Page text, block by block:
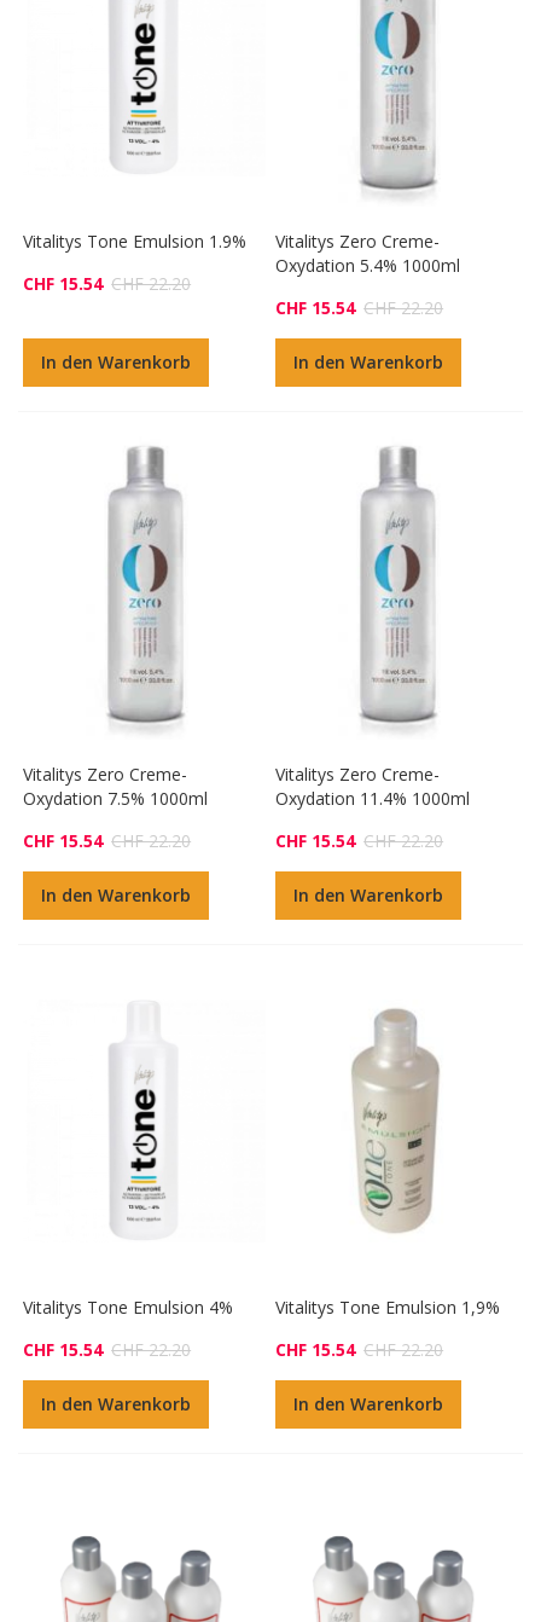
Vitalitys Tone Emulsion 1.9%
CHF 15.54 CHF 22.20
In den Warenkorb
Vitalitys Zero Creme-
Oxydation 5.4% 1000ml
CHF 15.54 CHF 22.20
In den Warenkorb
Vitalitys Zero Creme-
Oxydation 7.5% 1000ml
CHF 15.54 CHF 22.20
In den Warenkorb
Vitalitys Zero Creme-
Oxydation 11.4% 1000ml
CHF 15.54 CHF 22.20
In den Warenkorb
Vitalitys Tone Emulsion 4%
CHF 15.54 CHF 22.20
In den Warenkorb
Vitalitys Tone Emulsion 1,9%
CHF 15.54 CHF 22.20
In den Warenkorb